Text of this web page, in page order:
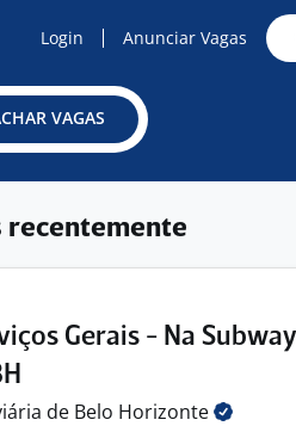
Login Anunciar Vagas
VAGAS
recentemente
Gerais - Na
de Belo Horizonte